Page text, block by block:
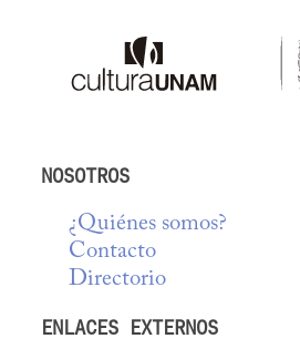
NOSOTROS
¿Quiénes somos?
Contacto
Directorio
ENLACES EXTERNOS